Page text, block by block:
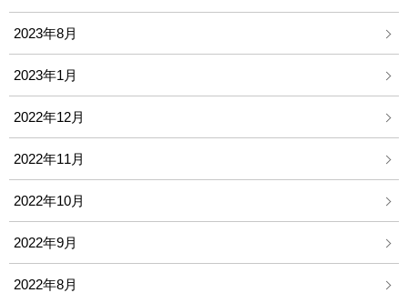
2023年8月
2023年1月
2022年12月
2022年11月
2022年10月
2022年9月
2022年8月